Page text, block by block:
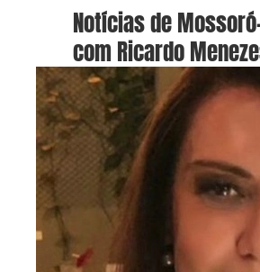
Notícias de
com Ricardo